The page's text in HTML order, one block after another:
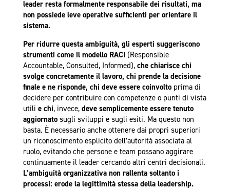
leader resta formalmente responsabile dei risultati, ma
non possiede leve operative sufficienti per orientare il
sistema.
Per ridurre questa ambiguità, gli esperti suggeriscono
strumenti come il modello RACI(Responsible
Accountable, Consulted, Informed), che chiarisce chi
svolge concretamente il lavoro, chi prende la decisione
finale e ne risponde, chi deve essere coinvolto prima di
decidere per contribuire con competenze o punti di vista
utili e chi, invece,deve semplicemente essere tenuto
aggiornato sugli sviluppi e sugli esiti. Ma questo non
basta. È necessario anche ottenere dai propri superiori
un riconoscimento esplicito dell’autorità associata al
ruolo, evitando che persone e team possano aggirare
continuamente il leader cercando altri centri decisionali.
L’ambiguità organizzativa non rallenta soltanto i
processi: erode la legittimità stessa della leadership.